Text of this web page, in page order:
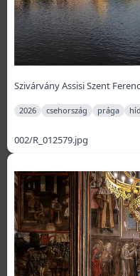
Szivárvány Assisi Szent
2026 csehország prága híd
002/R_012579.jpg